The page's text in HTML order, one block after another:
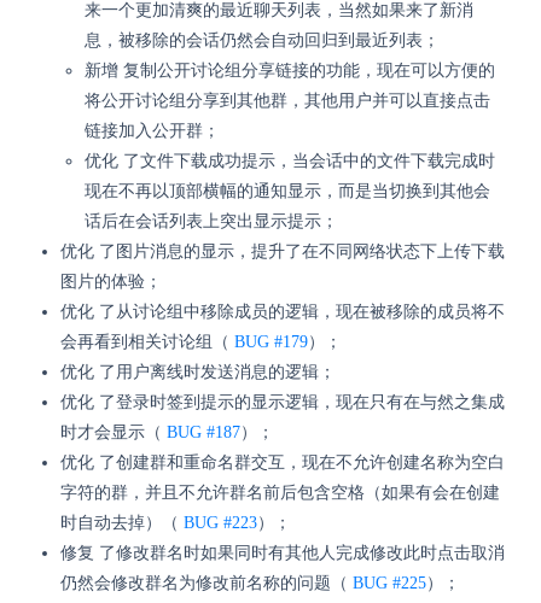
来一个更加清爽的最近聊天列表，当然如果来了新消
息，被移除的会话仍然会自动回归到最近列表；
新增 复制公开讨论组分享链接的功能，现在可以方便的
将公开讨论组分享到其他群，其他用户并可以直接点击
链接加入公开群；
优化 了文件下载成功提示，当会话中的文件下载完成时
现在不再以顶部横幅的通知显示，而是当切换到其他会
话后在会话列表上突出显示提示；
优化 了图片消息的显示，提升了在不同网络状态下上传下载
图片的体验；
优化 了从讨论组中移除成员的逻辑，现在被移除的成员将不
会再看到相关讨论组（ BUG #179）；
优化 了用户离线时发送消息的逻辑；
优化 了登录时签到提示的显示逻辑，现在只有在与然之集成
时才会显示（ BUG #187）；
优化 了创建群和重命名群交互，现在不允许创建名称为空白
字符的群，并且不允许群名前后包含空格（如果有会在创建
时自动去掉）（ BUG #223）；
修复 了修改群名时如果同时有其他人完成修改此时点击取消
仍然会修改群名为修改前名称的问题（ BUG #225）；